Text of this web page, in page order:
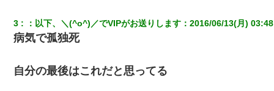
子供の頃、母の弟にイタズラされてて中学に入ってから関係を持
ってしまった。拒絶したら「全部バラしてやる」と脅迫されたの
で両親に全部話した。
とっさに女児を捕まえたら変質者扱いされた。母親「あっち行っ
3 ： 以下、＼(^o^)／でVIPがお送りします ：2016/06/13(月)
病気で孤独死
自分の最後はこれだと思ってる